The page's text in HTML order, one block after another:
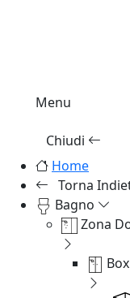
Menu
Chiudi
Home
Torna
Bagno
Zona